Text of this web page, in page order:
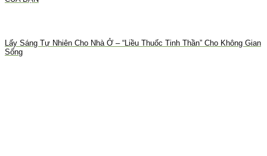
Lấy Sáng Tự Nhiên Cho Nhà Ở – “Liều Thuốc Tinh Thần” Cho Không Gian
Sống